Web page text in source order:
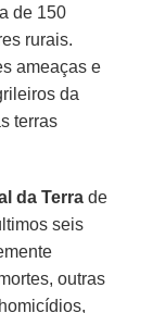
de 150
rurais.
ameaças e
da
terras
da Terra de
seis
outras